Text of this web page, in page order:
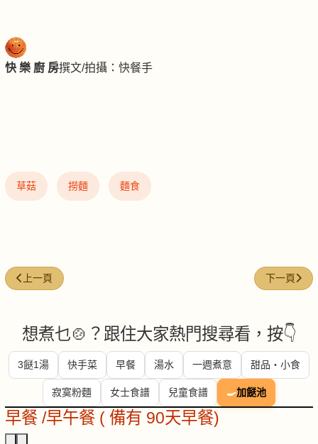
快 樂 廚 房撰文/拍攝：快餐手
草菇 撈麵 麵食
上一篇文章: 星洲炒米
上一頁 下一篇文章
下一頁
想煮乜🍲？跟住大家熱門搜尋看，按👇
3餸1湯 快手菜 早餐 湯水 一週煮意 甜品・小食
寂寞粉麵 女士食譜 兒童食譜 🍳加餸池
早餐 /早午餐 ( 備有 90天早餐)